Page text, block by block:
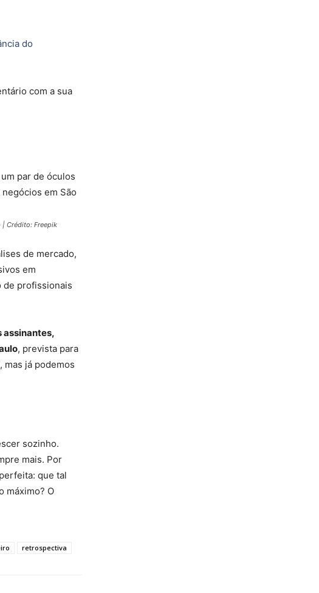
do
com a sua
| Crédito: Freepik
de mercado,
em
de profissionais
assinantes,
, prevista para
mas já podemos
sozinho.
mais. Por
que tal
máximo? O
retrospectiva